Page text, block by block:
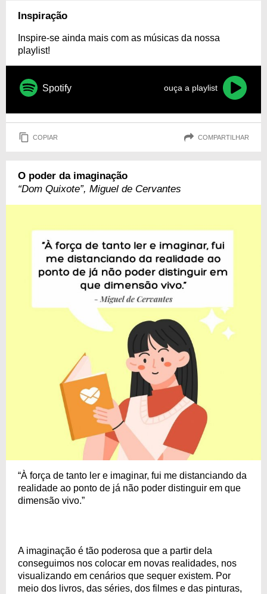
Inspiração
Inspire-se ainda mais com as músicas da nossa
playlist!
Spotify ouça a playlist
COPIAR COMPARTILHAR
O poder da imaginação
“Dom Quixote”, Miguel de Cervantes
“À força de tanto ler e imaginar, fui me distanciando da
realidade ao ponto de já não poder distinguir em que
dimensão vivo.”
A imaginação é tão poderosa que a partir dela
conseguimos nos colocar em novas realidades, nos
visualizando em cenários que sequer existem. Por
meio dos livros, das séries, dos filmes e das pinturas,